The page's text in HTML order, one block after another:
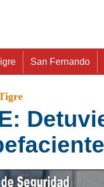
San Fernando